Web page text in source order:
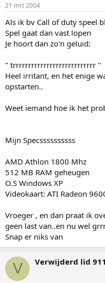
s
t
a
r
t
r
m
21 mrt 2004
Als ik bv Call of duty speel
Spel gaat dan vast lopen
Je hoort dan zo'n geluid:
" trrrrrrrrrrrrrrrrrrrrrrrrrrr ''
Heel irritant, en het enige
opstarten..
Weet iemand hoe ik het
Mijn Specssssssssss
AMD Athlon 1800 Mhz
512 MB RAM geheugen
O.S Windows XP
Videokaart: ATI Radeon
Vroeger , en dan praat ik
geen last van..en nu wel
Snap er niks van
V Verwijderd lid